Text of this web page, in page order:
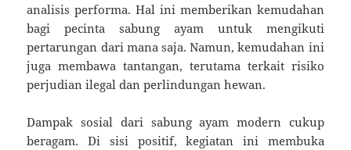
analisis performa. Hal ini memberikan kemudahan
bagi pecinta sabung ayam untuk mengikuti
pertarungan dari mana saja. Namun, kemudahan ini
juga membawa tantangan, terutama terkait risiko
perjudian ilegal dan perlindungan hewan.
Dampak sosial dari sabung ayam modern cukup
beragam. Di sisi positif, kegiatan ini membuka